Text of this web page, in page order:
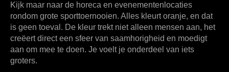
Kijk maar naar de horeca en evenementenlocaties
rondom grote sporttoernooien. Alles kleurt oranje, en dat
is geen toeval. De kleur trekt niet alleen mensen aan, het
creëert direct een sfeer van saamhorigheid en moedigt
aan om mee te doen. Je voelt je onderdeel van iets
groters.